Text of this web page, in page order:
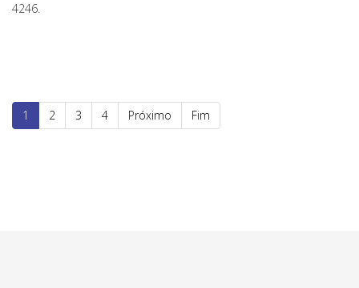
4246.
1 2 3 4 Próximo Fim